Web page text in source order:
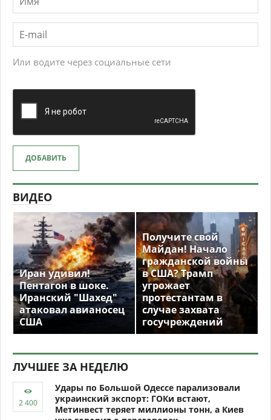
Или водите через социальные сети
ДОБАВИТЬ
ВИДЕО
Иран удивил!
Пентагон в шоке.
Иранский "Шахед"
атаковал авианосец
США
Получите свой
Майдан! Начало
гражданской войны
в США? Трамп
угрожает
протестантам в
случае захвата
госучреждений
ЛУЧШЕЕ ЗА НЕДЕЛЮ
Удары по Большой Одессе парализовали
украинский экспорт: ГОКи встают,
Метинвест теряет миллионы тонн, а Киев